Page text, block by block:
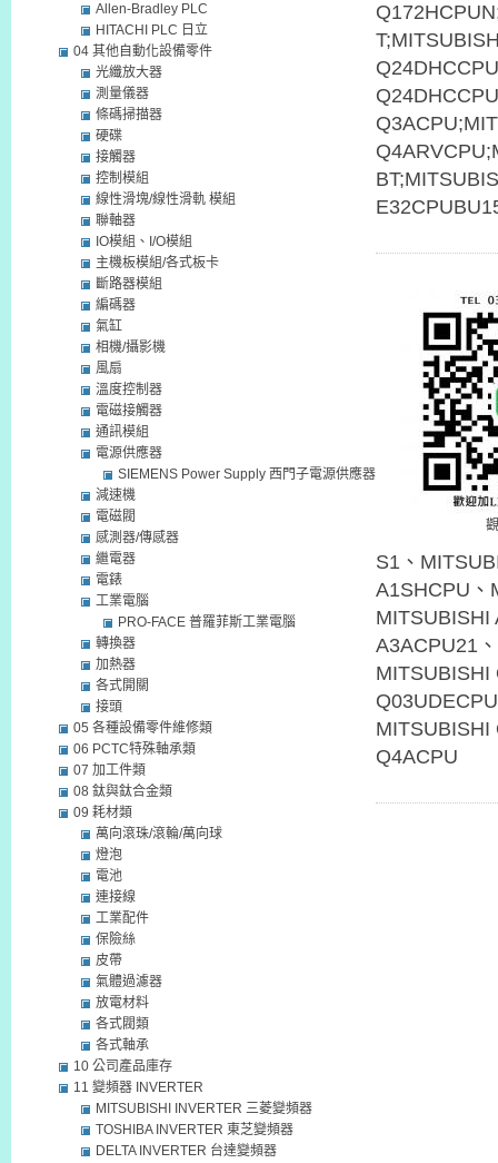
S1、
A1SHCPU、
MITSUBISHI
A3ACPU21
MITSUBISHI
MITSUBISHI
Q4ACPU
Allen-Bradley PLC
HITACHI PLC 日立
04 其他自動化設備零件
光纖放大器
測量儀器
條碼掃描器
硬碟
接觸器
控制模組
線性滑塊/線性滑軌 模組
聯軸器
IO模組、I/O模組
主機板模組/各式板卡
斷路器模組
編碼器
氣缸
相機/攝影機
風扇
溫度控制器
電磁接觸器
通訊模組
電源供應器
SIEMENS Power Supply 西門子電源供應器
減速機
電磁閥
感測器/傳感器
繼電器
電錶
工業電腦
PRO-FACE 普羅菲斯工業電腦
轉換器
加熱器
各式開關
接頭
05 各種設備零件維修類
06 PCTC特殊軸承類
07 加工件類
08 鈦與鈦合金類
09 耗材類
萬向滾珠/滾輪/萬向球
燈泡
電池
連接線
工業配件
保險絲
皮帶
氣體過濾器
放電材料
各式閥類
各式軸承
10 公司產品庫存
11 變頻器 INVERTER
MITSUBISHI INVERTER 三菱變頻器
TOSHIBA INVERTER 東芝變頻器
DELTA INVERTER 台達變頻器